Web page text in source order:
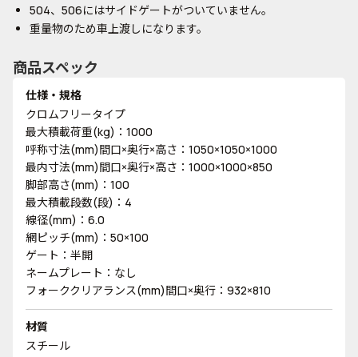
504、506にはサイドゲートがついていません。
重量物のため車上渡しになります。
商品スペック
仕様・規格
クロムフリータイプ
最大積載荷重(kg)：1000
呼称寸法(mm)間口×奥行×高さ：1050×1050×1000
最内寸法(mm)間口×奥行×高さ：1000×1000×850
脚部高さ(mm)：100
最大積載段数(段)：4
線径(mm)：6.0
網ピッチ(mm)：50×100
ゲート：半開
ネームプレート：なし
フォーククリアランス(mm)間口×奥行：932×810
材質
スチール